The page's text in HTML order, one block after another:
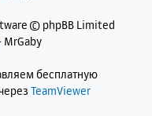
© phpBB Limited
MrGaby
бесплатную
TeamViewer